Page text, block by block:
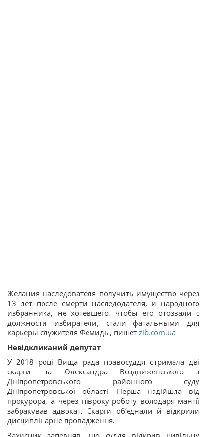
Желания наследователя получить имущество через
13 лет после смерти наследодателя, и народного
избранника, не хотевшего, чтобы его отозвали с
должности избиратели, стали фатальными для
карьеры служителя Фемиды, пишет zib.com.ua
Невідкликаний депутат
У 2018 році Вища рада правосуддя отримала дві
скарги на Олександра Воздвиженського з
Дніпропетровського районного суду
Дніпропетровської області. Перша надійшла від
прокурора, а через півроку роботу володаря мантії
забракував адвокат. Скарги об’єднали й відкрили
дисциплінарне провадження.
Захисник запевняв, що суддя відкрив цивільну